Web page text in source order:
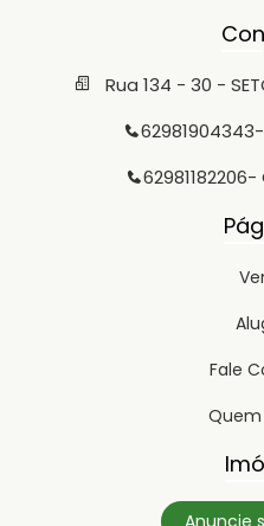
Rua 134 - 30 -
62981904343
62981182206-
Fale
Anuncie